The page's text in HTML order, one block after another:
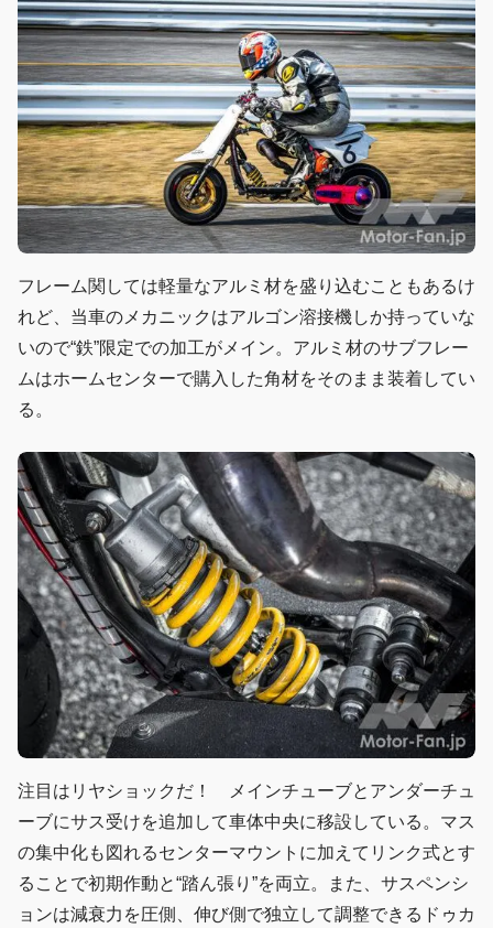
フレーム関しては軽量なアルミ材を盛り込むこともあるけ
れど、当車のメカニックはアルゴン溶接機しか持っていな
いので“鉄”限定での加工がメイン。アルミ材のサブフレー
ムはホームセンターで購入した角材をそのまま装着してい
る。
注目はリヤショックだ！ メインチューブとアンダーチュ
ーブにサス受けを追加して車体中央に移設している。マス
の集中化も図れるセンターマウントに加えてリンク式とす
ることで初期作動と“踏ん張り”を両立。また、サスペンシ
ョンは減衰力を圧側、伸び側で独立して調整できるドゥカ